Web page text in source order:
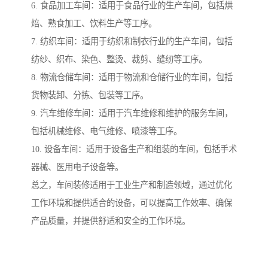
6. 食品加工车间：适用于食品行业的生产车间，包括烘
焙、熟食加工、饮料生产等工序。
7. 纺织车间：适用于纺织和制衣行业的生产车间，包括
纺纱、织布、染色、整烫、裁剪、缝纫等工序。
8. 物流仓储车间：适用于物流和仓储行业的车间，包括
货物装卸、分拣、包装等工序。
9. 汽车维修车间：适用于汽车维修和维护的服务车间，
包括机械维修、电气维修、喷漆等工序。
10. 设备车间：适用于设备生产和组装的车间，包括手术
器械、医用电子设备等。
总之，车间装修适用于工业生产和制造领域，通过优化
工作环境和提供适合的设备，可以提高工作效率、确保
产品质量，并提供舒适和安全的工作环境。